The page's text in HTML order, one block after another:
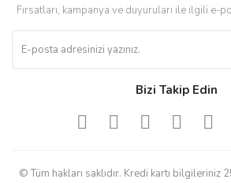
Fırsatları, kampanya ve duyuruları ile ilgili e-
Bizi Takip Edin
© Tüm hakları saklıdır. Kredi kartı bilgileriniz